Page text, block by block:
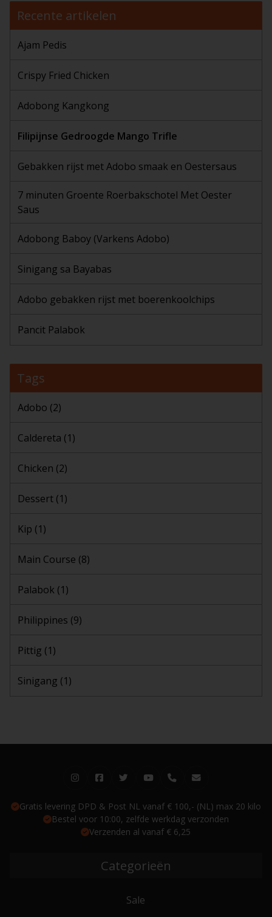
Recente artikelen
Ajam Pedis
Crispy Fried Chicken
Adobong Kangkong
Filipijnse Gedroogde Mango Trifle
Gebakken rijst met Adobo smaak en Oestersaus
7 minuten Groente Roerbakschotel Met Oester
Saus
Adobong Baboy (Varkens Adobo)
Sinigang sa Bayabas
Adobo gebakken rijst met boerenkoolchips
Pancit Palabok
Tags
Adobo (2)
Caldereta (1)
Chicken (2)
Dessert (1)
Kip (1)
Main Course (8)
Palabok (1)
Philippines (9)
Pittig (1)
Sinigang (1)
Gratis levering DPD & Post NL vanaf € 100,- (NL) max 20 kilo
Bestel voor 10:00, zelfde werkdag verzonden
Verzenden al vanaf € 6,25
Categorieën
Sale